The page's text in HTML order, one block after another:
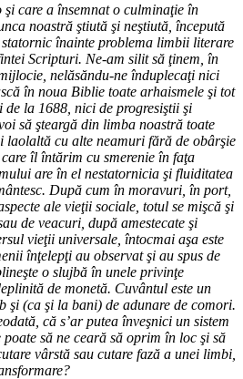
şi care a însemnat o culminaţie în
noastră ştiută şi neştiută, începută
statornic înainte problema limbii literare
Scripturi. Ne-am silit să ţinem, în
nelăsăndu-ne înduplecaţi nici
în noua Biblie toate arhaismele şi tot
la 1688, nici de progresiştii şi
să şteargă din limba noastră toate
laolaltă cu alte neamuri fără de obârşie
îl întărim cu smerenie în faţa
are în el nestatornicia şi fluiditatea
După cum în moravuri, în port,
ale vieţii sociale, totul se mişcă şi
de veacuri, după amestecate şi
vieţii universale, întocmai aşa este
înţelepţi au observat şi au spus de
o slujbă în unele privinţe
de monetă. Cuvântul este un
şi (ca şi la bani) de adunare de comori.
că s’ar putea înveşnici un sistem
să ne ceară să oprim în loc şi să
vârstă sau cutare fază a unei limbi,